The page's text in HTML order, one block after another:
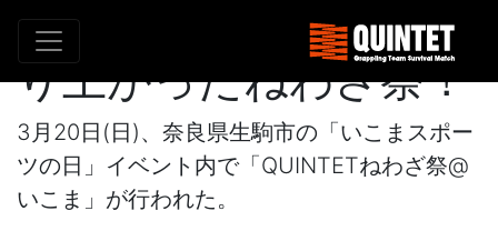
大人もキッズも熱く盛
り上がったねわざ祭！
3月20日(日)、奈良県生駒市の「いこまスポー
ツの日」イベント内で「QUINTETねわざ祭@
いこま」が行われた。